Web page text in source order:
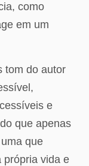
como
em um
tom do autor
e
que apenas
que
própria vida e